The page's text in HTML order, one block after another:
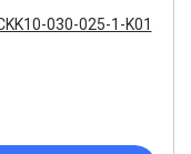
030-025-1-K01